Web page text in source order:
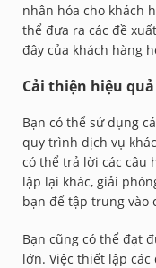
nhân hóa cho khách
thể đưa ra các đề
đây của khách hàng
Cải thiện hiệu
Bạn có thể sử dụng
quy trình dịch vụ
có thể trả lời các câu
lặp lại khác, giải
bạn để tập trung vào
Bạn cũng có thể đạt
lớn. Việc thiết lập